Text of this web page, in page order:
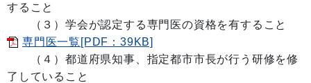
すること
（３）学会が認定する専門医の資格を有すること
専門医一覧[PDF：39KB]
（４）都道府県知事、指定都市市長が行う研修を修
了していること